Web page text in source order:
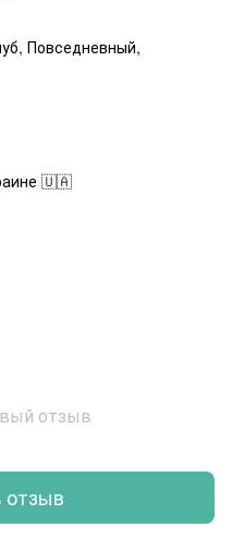
Повседневный,
🇺🇦
отзыв
отзыв